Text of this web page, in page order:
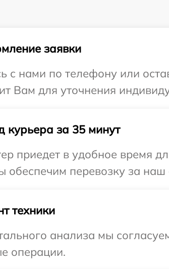
заявки
с нами по телефону или
Вам для уточнения
курьера за 35 минут
приедет в удобное время
обеспечим перевозку за наш
техники
анализа мы
операции.